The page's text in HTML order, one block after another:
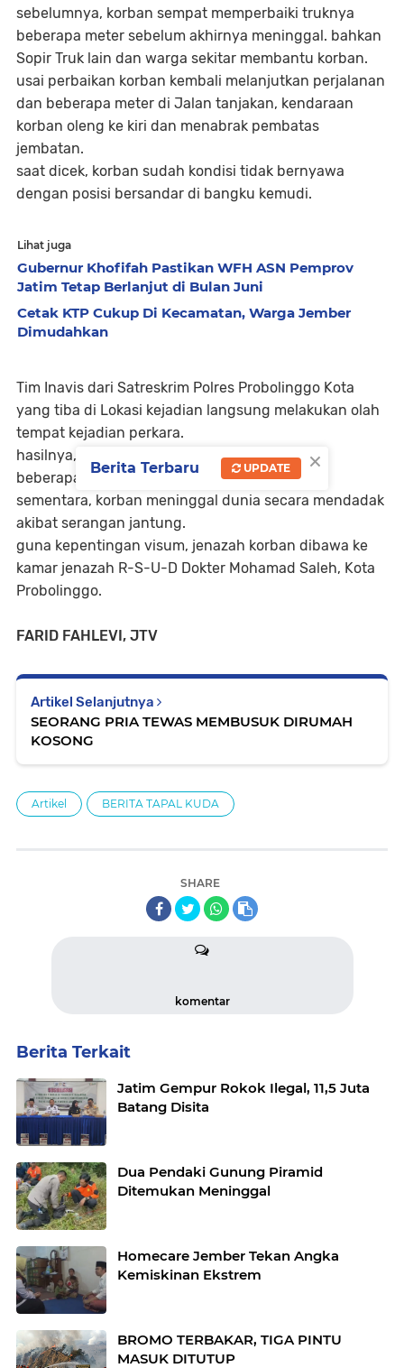
sebelumnya, korban sempat memperbaiki truknya
beberapa meter sebelum akhirnya meninggal. bahkan
Sopir Truk lain dan warga sekitar membantu korban.
usai perbaikan korban kembali melanjutkan perjalanan
dan beberapa meter di Jalan tanjakan, kendaraan
korban oleng ke kiri dan menabrak pembatas
jembatan.
saat dicek, korban sudah kondisi tidak bernyawa
dengan posisi bersandar di bangku kemudi.
Lihat juga
Gubernur Khofifah Pastikan WFH ASN Pemprov
Jatim Tetap Berlanjut di Bulan Juni
Cetak KTP Cukup Di Kecamatan, Warga Jember
Dimudahkan
Tim Inavis dari Satreskrim Polres Probolinggo Kota
yang tiba di Lokasi kejadian langsung melakukan olah
tempat kejadian perkara.
hasilnya, Petugas menemukan obat anti nyeri,
beberapa roti dalam kemasan plastik. dugaan
sementara, korban meninggal dunia secara mendadak
akibat serangan jantung.
guna kepentingan visum, jenazah korban dibawa ke
kamar jenazah R-S-U-D Dokter Mohamad Saleh, Kota
Probolinggo.
FARID FAHLEVI, JTV
Artikel Selanjutnya
SEORANG PRIA TEWAS MEMBUSUK DIRUMAH
KOSONG
Artikel BERITA TAPAL KUDA
SHARE
komentar
Berita Terkait
Jatim Gempur Rokok Ilegal, 11,5 Juta
Batang Disita
Dua Pendaki Gunung Piramid
Ditemukan Meninggal
Homecare Jember Tekan Angka
Kemiskinan Ekstrem
BROMO TERBAKAR, TIGA PINTU
MASUK DITUTUP
×
Berita Terbaru UPDATE